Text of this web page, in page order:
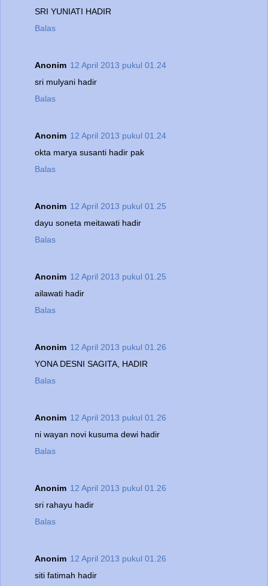
SRI YUNIATI HADIR
Balas
Anonim 12 April 2013 pukul 01.24
sri mulyani hadir
Balas
Anonim 12 April 2013 pukul 01.24
okta marya susanti hadir pak
Balas
Anonim 12 April 2013 pukul 01.25
dayu soneta meitawati hadir
Balas
Anonim 12 April 2013 pukul 01.25
ailawati hadir
Balas
Anonim 12 April 2013 pukul 01.26
YONA DESNI SAGITA, HADIR
Balas
Anonim 12 April 2013 pukul 01.26
ni wayan novi kusuma dewi hadir
Balas
Anonim 12 April 2013 pukul 01.26
sri rahayu hadir
Balas
Anonim 12 April 2013 pukul 01.26
siti fatimah hadir